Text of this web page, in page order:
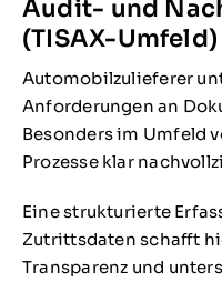
Audit- und
(TISAX-Umfeld)
Automobilzulieferer
Anforderungen an
Besonders im Umfeld
Prozesse klar
Eine strukturierte
Zutrittsdaten schafft
Transparenz und